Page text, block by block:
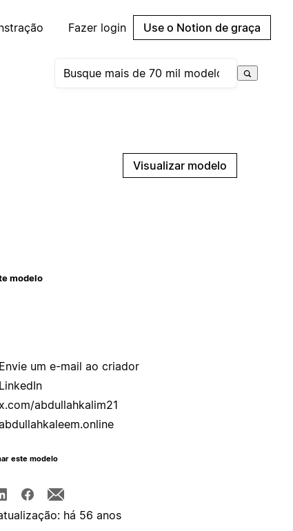
Fazer login Use o Notion de graça
Visualizar modelo
modelo
Envie um e-mail ao criador
LinkedIn
x.com/abdullahkalim21
este modelo
há 56 anos